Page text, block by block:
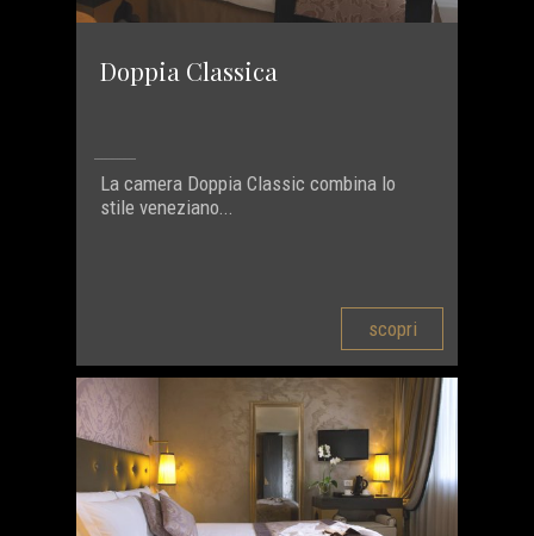
Doppia Classica
La camera Doppia Classic combina lo
stile veneziano...
scopri